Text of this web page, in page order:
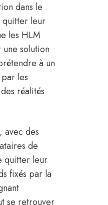
dans le
quitter leur
les HLM
solution
à un
les
réalités
avec des
de
quitter leur
fixés par la
se retrouver